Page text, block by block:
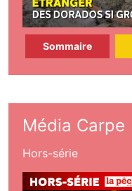
Sommaire
Média Carpe
Hors-série